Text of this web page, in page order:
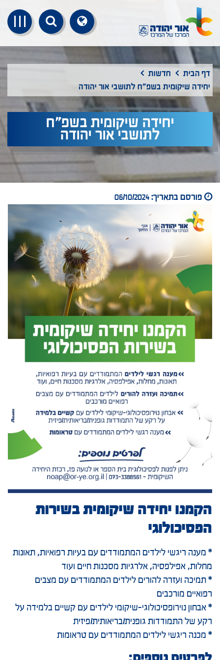
דף הבית
חדשות
יחידה שיקומית בשפ"ח לתושבי אור יהודה
יחידה שיקומית בשפ"ח
לתושבי אור יהודה
פורסם בתאריך:
הקמנו יחידה שיקומית בשירות
הפסיכולוגי
* מענה ריגשי לילדים המתמודדים עם בעיות רפואיות, תאונות
מחלות, אפילפסיה, אלרגיות מסכנות חיים ועוד
* תמיכה ועזרה להורים לילדים המתמודדים עם מצבים
רפואיים מורכבים
* אבחון נוירופסיכולוגי-שיקומי לילדים עם קשיים בלמידה על
רקע של התמודדות גופנית/בריאותית/פיזית
* מכנה ריגשי לילדים המתמודדים עם טראומות